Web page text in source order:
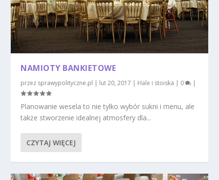
NAMIOTY BANKIETOWE
przez sprawypolityczne.pl | lut 20, 2017 | Hale i stoiska | 0 |
Planowanie wesela to nie tylko wybór sukni i menu, ale
także stworzenie idealnej atmosfery dla...
CZYTAJ WIĘCEJ